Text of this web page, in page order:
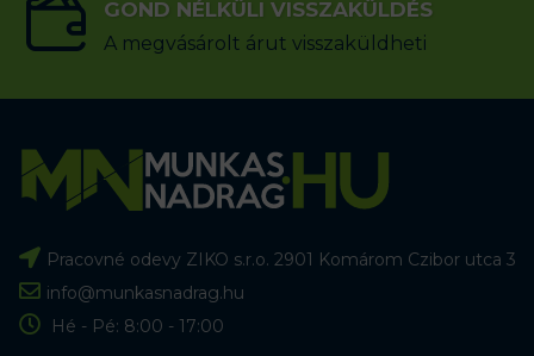
GOND NÉLKÜLI VISSZAKÜLDÉS
A megvásárolt árut visszaküldheti
Pracovné odevy ZIKO s.r.o. 2901 Komárom Czibor utca 3
info@munkasnadrag.hu
Hé - Pé: 8:00 - 17:00